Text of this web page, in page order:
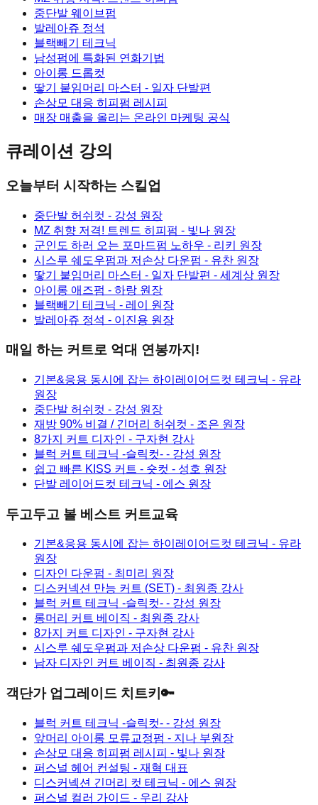
중단발 웨이브펌
발레아쥬 정석
블랙빼기 테크닉
남성펌에 특화된 연화기법
아이롱 드롭컷
땋기 붙임머리 마스터 - 일자 단발편
손상모 대응 히피펌 레시피
매장 매출을 올리는 온라인 마케팅 공식
큐레이션 강의
오늘부터 시작하는 스킬업
중단발 허쉬컷 - 강성 원장
MZ 취향 저격! 트렌드 히피펌 - 빛나 원장
군인도 하러 오는 포마드펌 노하우 - 리키 원장
시스루 쉐도우펌과 저손상 다운펌 - 유찬 원장
땋기 붙임머리 마스터 - 일자 단발편 - 세계상 원장
아이롱 애즈펌 - 하랑 원장
블랙빼기 테크닉 - 레이 원장
발레아쥬 정석 - 이진용 원장
매일 하는 커트로 억대 연봉까지!
기본&응용 동시에 잡는 하이레이어드컷 테크닉 - 유라
원장
중단발 허쉬컷 - 강성 원장
재방 90% 비결 / 긴머리 허쉬컷 - 조은 원장
8가지 커트 디자인 - 구자현 강사
블럭 커트 테크닉 -슬릭컷- - 강성 원장
쉽고 빠른 KISS 커트 - 숏컷 - 성호 원장
단발 레이어드컷 테크닉 - 에스 원장
두고두고 볼 베스트 커트교육
기본&응용 동시에 잡는 하이레이어드컷 테크닉 - 유라
원장
디자인 다운펌 - 최미리 원장
디스커넥션 만능 커트 (SET) - 최원종 강사
블럭 커트 테크닉 -슬릭컷- - 강성 원장
롱머리 커트 베이직 - 최원종 강사
8가지 커트 디자인 - 구자현 강사
시스루 쉐도우펌과 저손상 다운펌 - 유찬 원장
남자 디자인 커트 베이직 - 최원종 강사
객단가 업그레이드 치트키🔑
블럭 커트 테크닉 -슬릭컷- - 강성 원장
앞머리 아이롱 모류교정펌 - 지나 부원장
손상모 대응 히피펌 레시피 - 빛나 원장
퍼스널 헤어 컨설팅 - 재혁 대표
디스커넥션 긴머리 컷 테크닉 - 에스 원장
퍼스널 컬러 가이드 - 우리 강사